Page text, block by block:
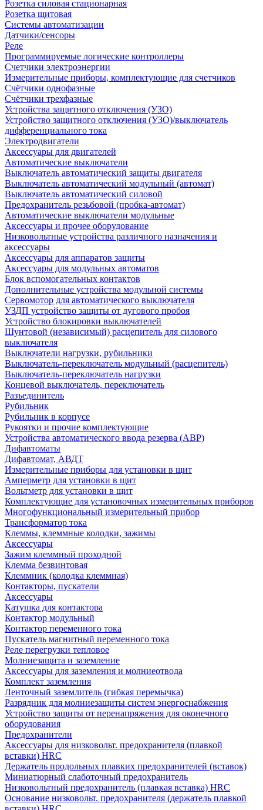
Розетка силовая стационарная
Розетка щитовая
Системы автоматизации
Датчики/сенсоры
Реле
Программируемые логические контроллеры
Счетчики электроэнергии
Измерительные приборы, комплектующие для счетчиков
Счётчики однофазные
Счётчики трехфазные
Устройства защитного отключения (УЗО)
Устройство защитного отключения (УЗО)/выключатель
дифференциального тока
Электродвигатели
Аксессуары для двигателей
Автоматические выключатели
Выключатель автоматический защиты двигателя
Выключатель автоматический модульный (автомат)
Выключатель автоматический силовой
Предохранитель резьбовой (пробка-автомат)
Автоматические выключатели модульные
Аксессуары и прочее оборудование
Низковольтные устройства различного назначения и
аксессуары
Аксессуары для аппаратов защиты
Аксессуары для модульных автоматов
Блок вспомогательных контактов
Дополнительные устройства модульной системы
Сервомотор для автоматического выключателя
УЗДП устройство защиты от дугового пробоя
Устройство блокировки выключателей
Шунтовой (независимый) расцепитель для силового
выключателя
Выключатели нагрузки, рубильники
Выключатель-переключатель модульный (расцепитель)
Выключатель-переключатель нагрузки
Концевой выключатель, переключатель
Разъединитель
Рубильник
Рубильник в корпусе
Рукоятки и прочие комплектующие
Устройства автоматического ввода резерва (АВР)
Дифавтоматы
Дифавтомат, АВДТ
Измерительные приборы для установки в щит
Амперметр для установки в щит
Вольтметр для установки в щит
Комплектующие для установочных измерительных приборов
Многофункциональный измерительный прибор
Трансформатор тока
Клеммы, клеммные колодки, зажимы
Аксессуары
Зажим клеммный проходной
Клемма безвинтовая
Клеммник (колодка клеммная)
Контакторы, пускатели
Аксессуары
Катушка для контактора
Контактор модульный
Контактор переменного тока
Пускатель магнитный переменного тока
Реле перегрузки тепловое
Молниезащита и заземление
Аксессуары для заземления и молниеотвода
Комплект заземления
Ленточный заземлитель (гибкая перемычка)
Разрядник для молниезащиты систем энергоснабжения
Устройство защиты от перенапряжения для оконечного
оборудования
Предохранители
Аксессуары для низковольт. предохранителя (плавкой
вставки) HRC
Держатель продольных плавких предохранителей (вставок)
Миниатюрный слаботочный предохранитель
Низковольтный предохранитель (плавкая вставка) HRC
Основание низковольт. предохранителя (держатель плавкой